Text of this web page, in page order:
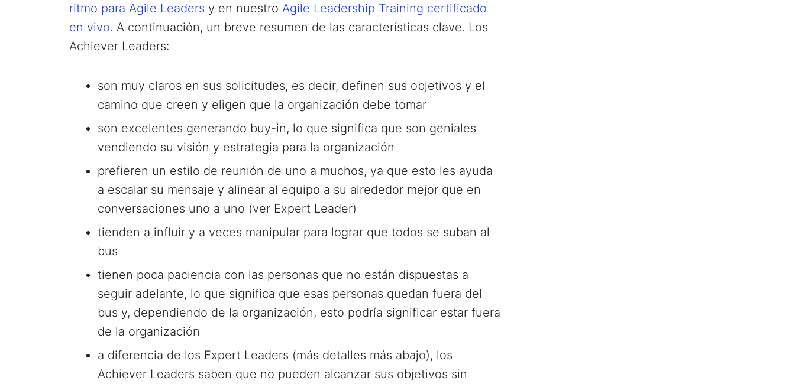
ritmo para Agile Leaders y en nuestro Agile Leadership Training certificado
en vivo. A continuación, un breve resumen de las características clave. Los
Achiever Leaders:
son muy claros en sus solicitudes, es decir, definen sus objetivos y el
camino que creen y eligen que la organización debe tomar
son excelentes generando buy-in, lo que significa que son geniales
vendiendo su visión y estrategia para la organización
prefieren un estilo de reunión de uno a muchos, ya que esto les ayuda
a escalar su mensaje y alinear al equipo a su alrededor mejor que en
conversaciones uno a uno (ver Expert Leader)
tienden a influir y a veces manipular para lograr que todos se suban al
bus
tienen poca paciencia con las personas que no están dispuestas a
seguir adelante, lo que significa que esas personas quedan fuera del
bus y, dependiendo de la organización, esto podría significar estar fuera
de la organización
a diferencia de los Expert Leaders (más detalles más abajo), los
Achiever Leaders saben que no pueden alcanzar sus objetivos sin